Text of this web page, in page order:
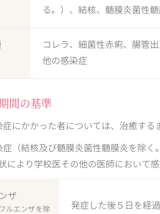
る。）、結核、髄膜炎菌性
コレラ、細菌性赤痢、腸管
他の感染症
間の基準
症にかかった者については、治癒する
症（結核及び髄膜炎菌性髄膜炎を除く
により学校医その他の医師において
ザ
ルエンザを除
発症した後５日を経